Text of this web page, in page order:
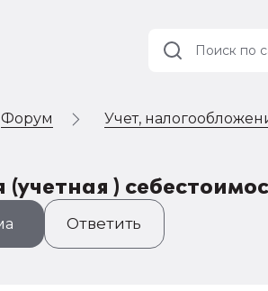
Форум Учет,
(учетная )
Ответить